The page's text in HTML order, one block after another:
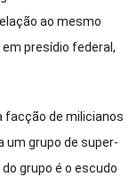
ao mesmo
presídio federal,
facção de milicianos
um grupo de super-
grupo é o escudo